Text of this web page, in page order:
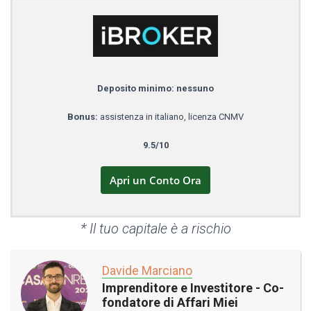
Deposito minimo: nessuno
Bonus: assistenza in italiano, licenza CNMV
9.5/10
Apri un Conto Ora
* Il tuo capitale è a rischio
Davide Marciano
Imprenditore e Investitore - Co-
fondatore di Affari Miei